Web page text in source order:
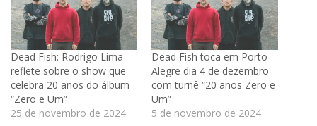
Dead Fish: Rodrigo Lima
reflete sobre o show que
celebra 20 anos do álbum
“Zero e Um”
25 de novembro de 2024
Dead Fish toca em Porto
Alegre dia 4 de dezembro
com turnê “20 anos Zero e
Um”
5 de novembro de 2024